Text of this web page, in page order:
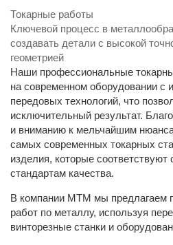
Токарные работы
Ключевой процесс в
создавать детали с высокой
геометрией
Наши профессиональные
на современном оборудовании с
передовых технологий, что
исключительный результат.
и вниманию к мельчайшим
самых современных токарных
изделия, которые
стандартам качества.
В компании МТМ мы предлагаем
работ по металлу, используя
винторезные станки и